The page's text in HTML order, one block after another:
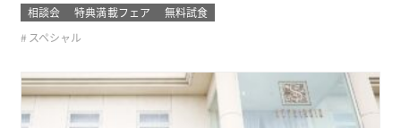
ないガーデンウェディング に模様替えも可能 まだ誰も列席し
ていない 新たに誕生したパーティー会場を 直接その目で体験
できる ブライダルフェアー開催 このフェアに含まれるコンテ
相談会 特典満載フェア
無料試食
スペシャル